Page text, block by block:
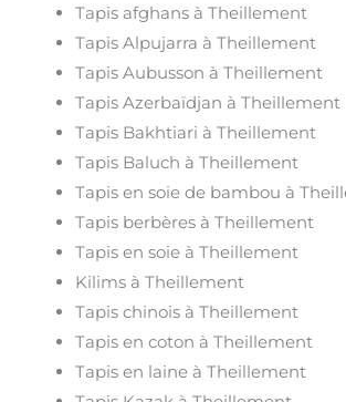
Tapis afghans à Theillement
Tapis Alpujarra à Theillement
Tapis Aubusson à Theillement
Tapis Azerbaïdjan à Theillement
Tapis Bakhtiari à Theillement
Tapis Baluch à Theillement
Tapis en soie de bambou à
Tapis berbères à Theillement
Tapis en soie à Theillement
Kilims à Theillement
Tapis chinois à Theillement
Tapis en coton à Theillement
Tapis en laine à Theillement